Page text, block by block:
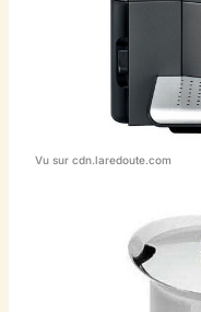
Vu sur cdn.laredoute.com